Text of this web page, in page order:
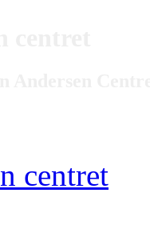
centret